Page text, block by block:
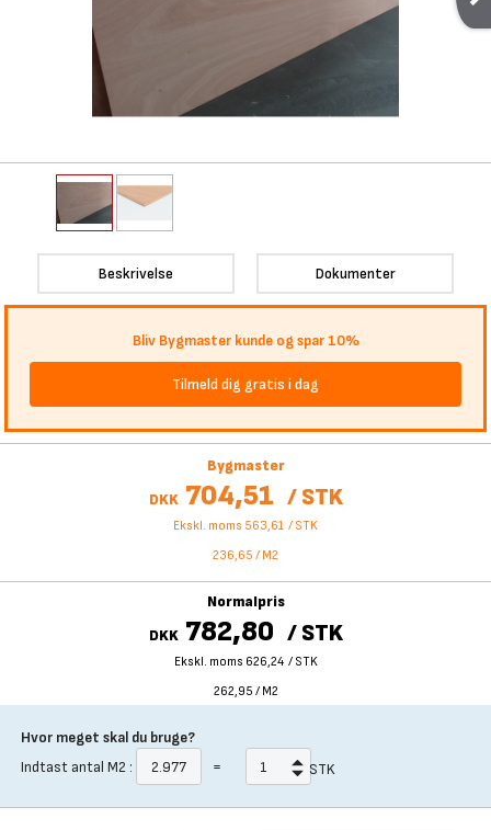
Beskrivelse Dokumenter
Bliv Bygmaster kunde og spar 10%
Tilmeld dig gratis i dag
Bygmaster
DKK 704,51 / STK
Ekskl. moms 563,61 / STK
236,65 / M2
Normalpris
DKK 782,80 / STK
Ekskl. moms 626,24 / STK
262,95 / M2
Hvor meget skal du bruge?
Indtast antal M2 : = STK